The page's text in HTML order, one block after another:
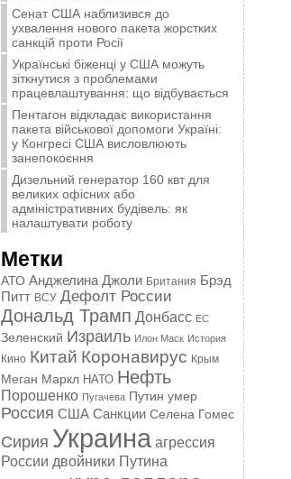
Сенат США наблизився до
ухвалення нового пакета жорстких
санкцій проти Росії
Українські біженці у США можуть
зіткнутися з проблемами
працевлаштування: що відбувається
Пентагон відкладає використання
пакета військової допомоги Україні:
у Конгресі США висловлюють
занепокоєння
Дизельний генератор 160 квт для
великих офісних або
адміністративних будівель: як
налаштувати роботу
Метки
АТО Анджелина Джоли Британия Брэд
Питт ВСУ Дефолт России
Дональд Трамп Донбасс ЕС
Зеленский Израиль Илон Маск История
Кино Китай Коронавирус Крым
Меган Маркл НАТО Нефть
Порошенко Пугачева Путин умер
Россия США Санкции Селена Гомес
Сирия Украина агрессия
России двойники Путина